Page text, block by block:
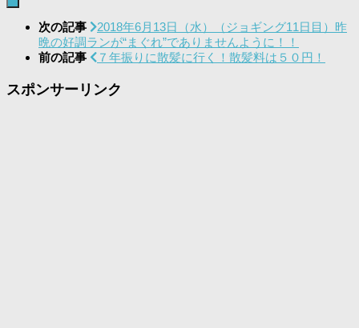
次の記事
2018年6月13日（水）（ジョギング11日目）昨
晩の好調ランが“まぐれ”でありませんように！！
前の記事
７年振りに散髪に行く！散髪料は５０円！
スポンサーリンク